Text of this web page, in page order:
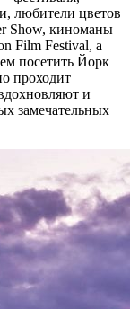
любители цветов
Show, киноманы
Film Festival, а
посетить Йорк
проходит
и
замечательных